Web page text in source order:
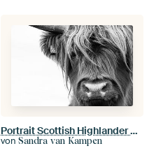
Portrait Scottish Highlander Schwarzweiss
von Sandra van Kampen